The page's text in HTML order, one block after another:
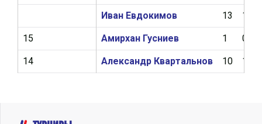
Иван Евдокимов 13 1
Амирхан Гусниев 1 0
Александр Квартальнов 10 1
15
14